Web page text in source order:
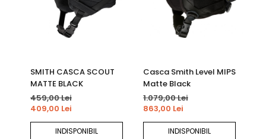
SMITH CASCA SCOUT
MATTE BLACK
459,00 Lei
409,00 Lei
INDISPONIBIL
Casca Smith Level MIPS
Matte Black
1.079,00 Lei
863,00 Lei
INDISPONIBIL